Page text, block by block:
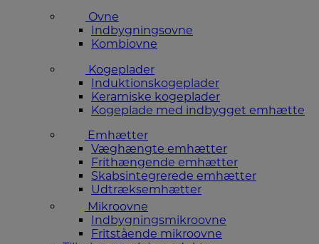
Ovne
Indbygningsovne
Kombiovne
Kogeplader
Induktionskogeplader
Keramiske kogeplader
Kogeplade med indbygget emhætte
Emhætter
Væghængte emhætter
Frithængende emhætter
Skabsintegrerede emhætter
Udtræksemhætter
Mikroovne
Indbygningsmikroovne
Fritstående mikroovne